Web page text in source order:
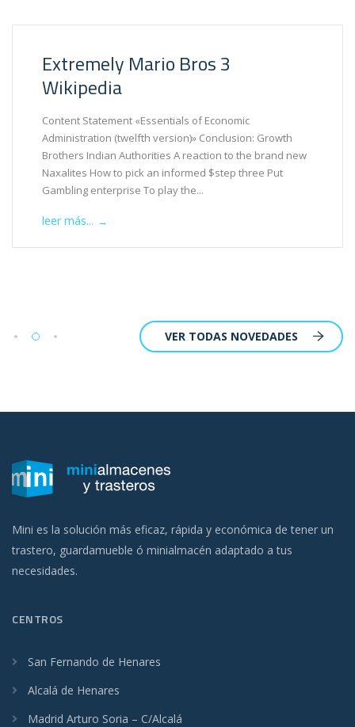
Extremely Mario Bros 3
Wikipedia
Content Statement «Essentials of Economic
Administration (twelfth version)» Conclusion: Growth
Brothers Indian Authorities A reaction to the brand new
Naxalites How to pick an informed $step three Put
Gambling enterprise To play the...
leer más... →
VER TODAS NOVEDADES
Mini es la solución más eficaz, rápida y económica de tener un
trastero, guardamueble ó minialmacén adaptado a tus
necesidades.
CENTROS
San Fernando de Henares
Alcalá de Henares
Madrid Arturo Soria – C/Alcalá